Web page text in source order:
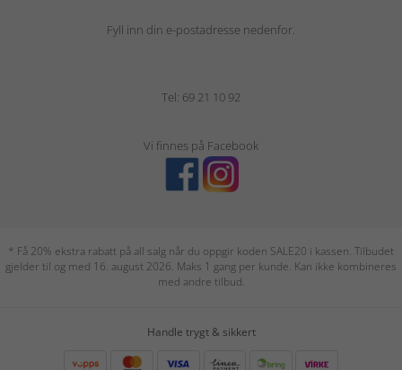
Fyll inn din e-postadresse nedenfor.
Tel: 69 21 10 92
Vi finnes på Facebook
* Få 20% ekstra rabatt på all salg når du oppgir koden SALE20 i kassen. Tilbudet
gjelder til og med 16. august 2026. Maks 1 gang per kunde. Kan ikke kombineres
med andre tilbud.
Handle trygt & sikkert